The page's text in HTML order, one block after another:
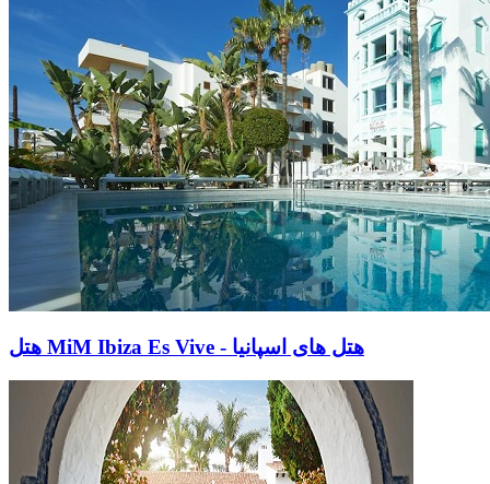
هتل MiM Ibiza Es Vive - هتل های اسپانیا